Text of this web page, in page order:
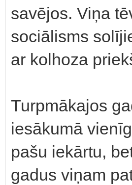
savējos. Viņa
sociālisms
ar kolhoza
Turpmākajos
iesākumā
pašu iekārtu,
gadus viņam